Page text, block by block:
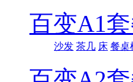
百变A1
沙发 茶几 床 餐桌